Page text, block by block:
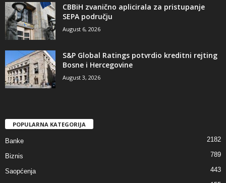
CBBiH zvanično aplicirala za pristupanje
SEPA području
August 6, 2026
S&P Global Ratings potvrdio kreditni rejting
Bosne i Hercegovine
August 3, 2026
POPULARNA KATEGORIJA
Banke 2182
Biznis 789
Saopćenja 443